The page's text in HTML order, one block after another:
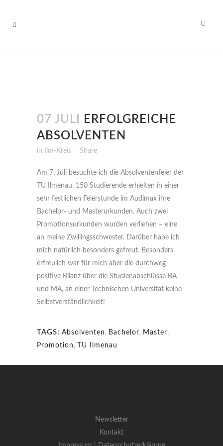
07 JULI
ERFOLGREICHE
ABSOLVENTEN
in Ilm-Kreis Share
Am 7. Juli besuchte ich die Absolventenfeier der
TU Ilmenau. 150 Studierende erhielten in einer
sehr festlichen Feierstunde im Audimax ihre
Bachelor- und Masterurkunden. Auch zwei
Promotionsurkunden wurden verliehen – eine
an meine Zwillingsschwester. Darüber habe ich
mich natürlich besonders gefreut. Besonders
erfreulich war für mich aber die durchweg
positive Bilanz über die Studienabschlüsse BA
und MA, an einer Technischen Universität keine
Selbstverständlichkeit!
TAGS: Absolventen , Bachelor, Master,
Promotion , TU Ilmenau
Newsletter
Kontakt